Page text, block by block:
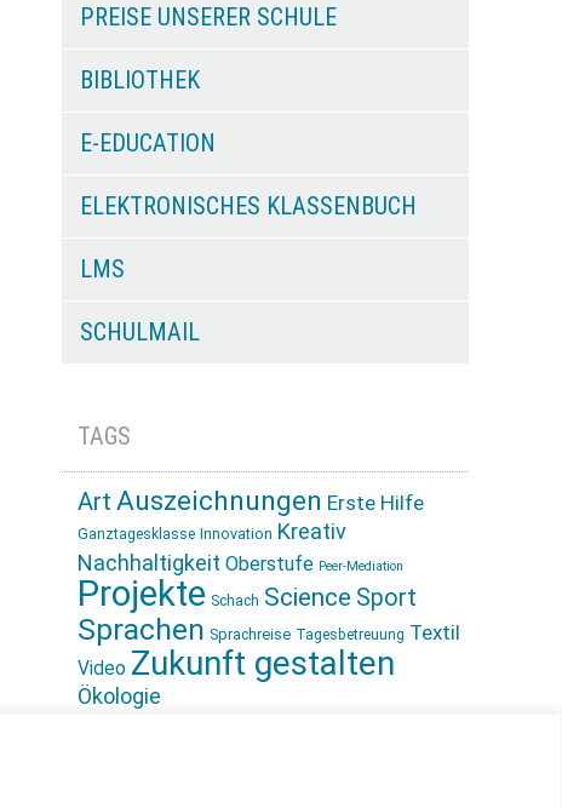
PREISE UNSERER SCHULE
BIBLIOTHEK
E-EDUCATION
ELEKTRONISCHES KLASSENBUCH
LMS
SCHULMAIL
TAGS
Art Auszeichnungen Erste Hilfe
Ganztagesklasse Innovation Kreativ
Nachhaltigkeit Oberstufe Peer-Mediation
Projekte Schach Science Sport
Sprachen Sprachreise Tagesbetreuung Textil
Video Zukunft gestalten
Ökologie